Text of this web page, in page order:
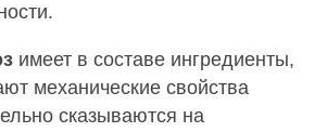
имеет в составе ингредиенты,
механические свойства
сказываются на